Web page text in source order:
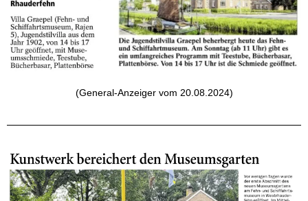
(General-Anzeiger vom 20.08.2024)